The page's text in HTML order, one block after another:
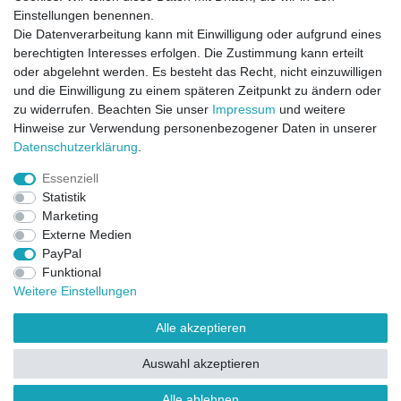
Artikel anzeigen
* inkl. MwSt.
Direktkontakt per Telefon unter 04331 / 4928-910
Widerrufsrecht Widerrufsformular
Impressum
Datenschutzerklärung
AGB Kontakt
Einstellungen benennen.
Die Datenverarbeitung kann mit Einwilligung oder aufgrund eines
berechtigten Interesses erfolgen. Die Zustimmung kann erteilt
oder abgelehnt werden. Es besteht das Recht, nicht einzuwilligen
und die Einwilligung zu einem späteren Zeitpunkt zu ändern oder
zu widerrufen. Beachten Sie unser Impressum und weitere
Hinweise zur Verwendung personenbezogener Daten in unserer
Daten­schutz­erklärung
Essenziell
Statistik
Marketing
Externe Medien
PayPal
Funktional
Weitere Einstellungen
Alle akzeptieren
Auswahl akzeptieren